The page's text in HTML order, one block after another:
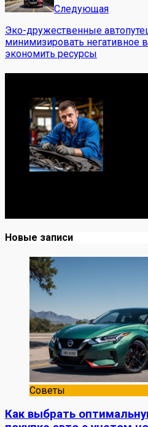
Следующая
Эко-дружественные
минимизировать негативное
экономить ресурсы
Новые записи
Советы
Как выбрать